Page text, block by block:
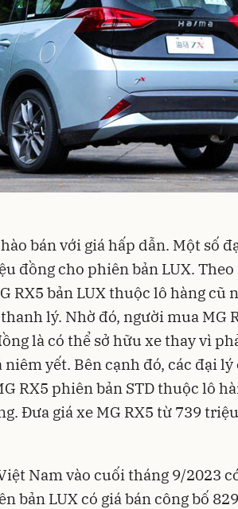
bán với giá hấp dẫn. Một số
đồng cho phiên bản LUX. Theo
RX5 bản LUX thuộc lô hàng cũ
lý. Nhờ đó, người mua MG
là có thể sở hữu xe thay vì
yết. Bên cạnh đó, các đại lý
RX5 phiên bản STD thuộc lô
Đưa giá xe MG RX5 từ 739
Nam vào cuối tháng 9/2023
bản LUX có giá bán công bố